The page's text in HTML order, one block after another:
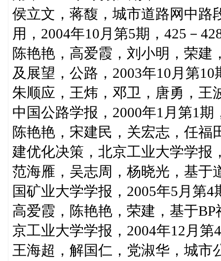
侯立文，蒋馥，城市道路网中路
用，2004年10月第5期，425－
陈艳艳，高爱霞，刘小明，荣建
及展望，公路，2003年10月第10
朱顺应，王炜，邓卫，唐勇，王
中国公路学报，2000年1月第1期
陈艳艳，宋建民，关宏志，任福
建优化决策，北京工业大学学报
范海雁，吴志周，杨晓光，基于
国矿业大学学报，2005年5月第4
高爱霞，陈艳艳，荣建，基于
京工业大学学报，2004年12月第
王海超，解国仁，党淑华，城市